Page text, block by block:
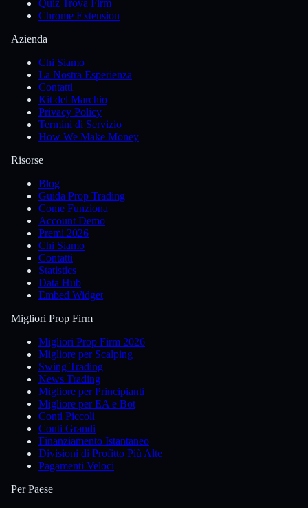
Quiz Trova Firm
Chrome Extension
Azienda
Chi Siamo
La Nostra Esperienza
Contatti
Kit del Marchio
Privacy Policy
Termini di Servizio
How We Make Money
Risorse
Blog
Guida Prop Trading
Come Funziona
Account Demo
Premi 2026
Chi Siamo
Contatti
Statistics
Data Hub
Embed Widget
Migliori Prop Firm
Migliori Prop Firm 2026
Migliore per Scalping
Swing Trading
News Trading
Migliore per Principianti
Migliore per EA e Bot
Conti Piccoli
Conti Grandi
Finanziamento Istantaneo
Divisioni di Profitto Più Alte
Pagamenti Veloci
Per Paese